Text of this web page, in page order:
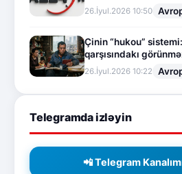
26.İyul.2026 10:50
Çinin “hukou”
qarşısındakı
26.İyul.2026 10:22
Telegramda izləyin
📲 Telegram